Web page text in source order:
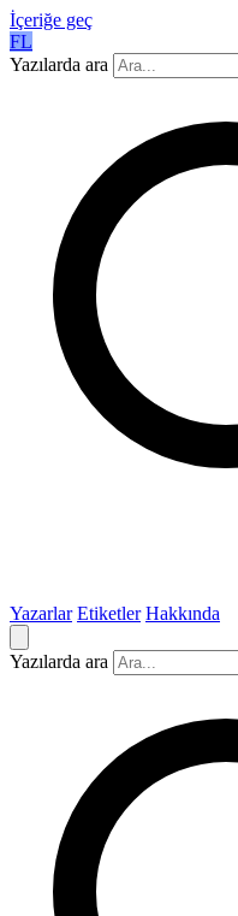
İçeriğe geç
FL
Yazılarda ara
Yazarlar Etiketler Hakkında
Yazılarda ara